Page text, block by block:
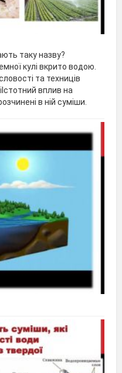
таку назву?
кулі вкрито водою.
та техниців
вплив на
в ній суміши.